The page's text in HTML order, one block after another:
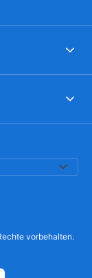
vorbehalten.